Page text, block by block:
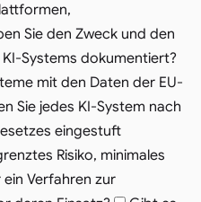
Sie den Zweck und den
Systems dokumentiert?
mit den Daten der EU-
Sie jedes KI-System nach
eingestuft
Risiko, minimales
Verfahren zur